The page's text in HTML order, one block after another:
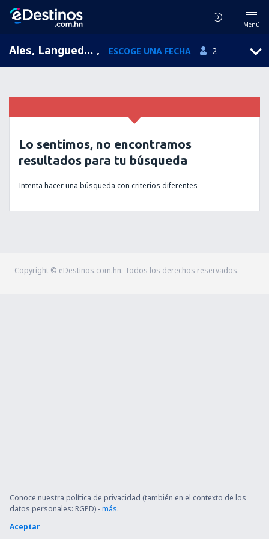
Menú
Ales, Languedoc-Roussillon, Francia , ESCOGE UNA FECHA 2
Lo sentimos, no encontramos
resultados para tu búsqueda
Intenta hacer una búsqueda con criterios diferentes
Copyright © eDestinos.com.hn. Todos los derechos reservados.
Conoce nuestra política de privacidad (también en el contexto de los
datos personales: RGPD) -más.
Aceptar